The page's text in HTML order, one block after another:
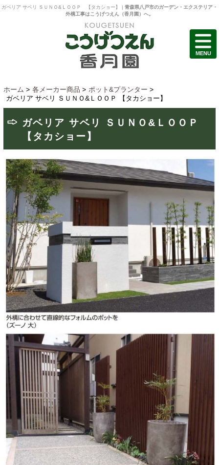
ガベリア サベリ ＳＵＮＯ&ＬＯＯＰ 【タカショー】 | 青森県八戸市のガーデン・エクステリア・
外構工事はこうげつえん（香月園）へ。
ホーム > 各メーカー商品 > ポット&プランター >
ガベリア サベリ ＳＵＮＯ&ＬＯＯＰ 【タカショー】
ガベリア サベリ ＳＵＮＯ&ＬＯＯＰ
【タカショー】
MENU